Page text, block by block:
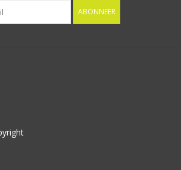
ABONNEER